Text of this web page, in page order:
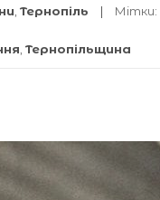
Тернопіль Мітки:
Тернопільщина